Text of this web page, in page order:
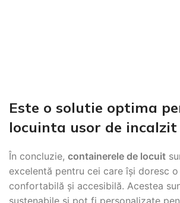
Este o solutie optima
locuinta usor de
În concluzie, containerele de locuit
excelentă pentru cei care își doresc
confortabilă și accesibilă. Acestea
sustenabile și pot fi personalizate